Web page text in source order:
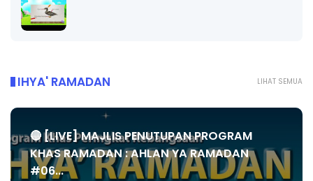
LIHAT SEMUA
IHYA' RAMADAN
🔴 [LIVE] MAJLIS PENUTUPAN PROGRAM
KHAS RAMADAN : AHLAN YA RAMADAN
#06...